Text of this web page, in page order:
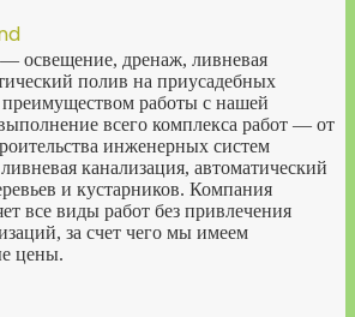
освещение, дренаж, ливневая
полив на приусадебных
работы с нашей
всего комплекса работ — от
инженерных систем
канализация, автоматический
и кустарников. Компания
все виды работ без привлечения
за счет чего мы имеем
цены.